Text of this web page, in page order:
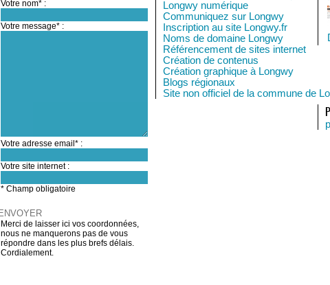
Votre nom* :
Votre message* :
Votre adresse email* :
Votre site internet :
* Champ obligatoire
Merci de laisser ici vos coordonnées,
nous ne manquerons pas de vous
répondre dans les plus brefs délais.
Cordialement.
Longwy numérique
Communiquez sur Longwy
Inscription au site Longwy.fr
Noms de domaine Longwy
Référencement de sites internet
Création de contenus
Création graphique à Longwy
Blogs régionaux
Site non officiel de la commune de